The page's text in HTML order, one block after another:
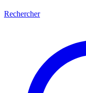
Rechercher